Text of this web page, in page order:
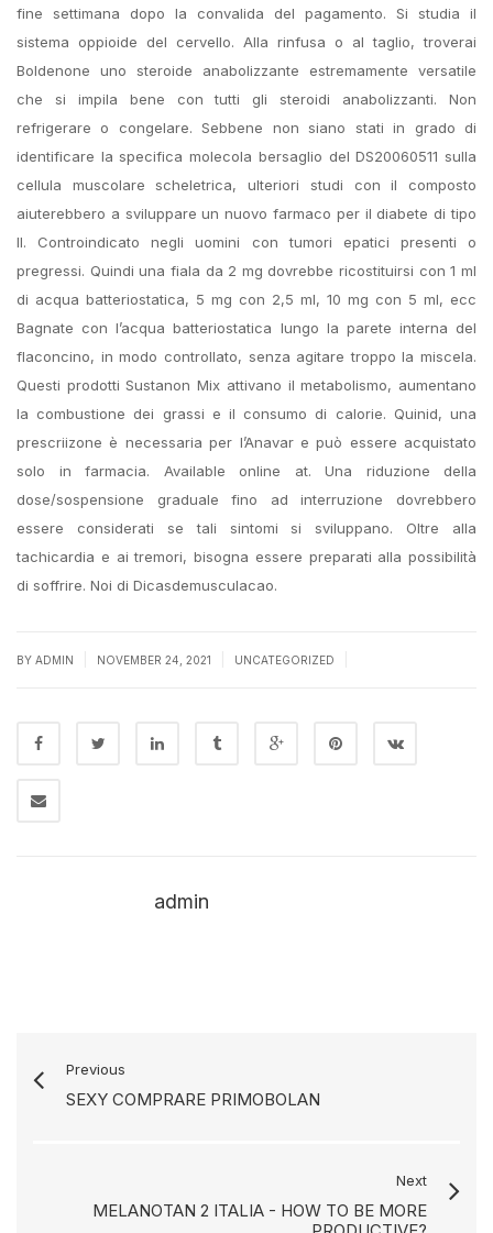
fine settimana dopo la convalida del pagamento. Si studia il
sistema oppioide del cervello. Alla rinfusa o al taglio, troverai
Boldenone uno steroide anabolizzante estremamente versatile
che si impila bene con tutti gli steroidi anabolizzanti. Non
refrigerare o congelare. Sebbene non siano stati in grado di
identificare la specifica molecola bersaglio del DS20060511 sulla
cellula muscolare scheletrica, ulteriori studi con il composto
aiuterebbero a sviluppare un nuovo farmaco per il diabete di tipo
II. Controindicato negli uomini con tumori epatici presenti o
pregressi. Quindi una fiala da 2 mg dovrebbe ricostituirsi con 1 ml
di acqua batteriostatica, 5 mg con 2,5 ml, 10 mg con 5 ml, ecc
Bagnate con l’acqua batteriostatica lungo la parete interna del
flaconcino, in modo controllato, senza agitare troppo la miscela.
Questi prodotti Sustanon Mix attivano il metabolismo, aumentano
la combustione dei grassi e il consumo di calorie. Quinid, una
prescriizone è necessaria per l’Anavar e può essere acquistato
solo in farmacia. Available online at. Una riduzione della
dose/sospensione graduale fino ad interruzione dovrebbero
essere considerati se tali sintomi si sviluppano. Oltre alla
tachicardia e ai tremori, bisogna essere preparati alla possibilità
di soffrire. Noi di Dicasdemusculacao.
BY ADMIN NOVEMBER 24, 2021 UNCATEGORIZED
admin
Previous
SEXY COMPRARE PRIMOBOLAN
Next
MELANOTAN 2 ITALIA - HOW TO BE MORE